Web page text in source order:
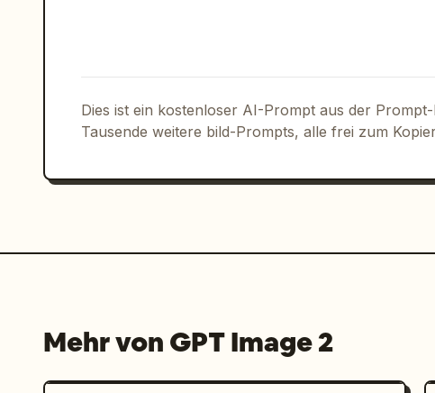
Dies ist ein kostenloser AI-Prompt aus der
Tausende weitere bild-Prompts, alle frei zum
Mehr von GPT Image 2